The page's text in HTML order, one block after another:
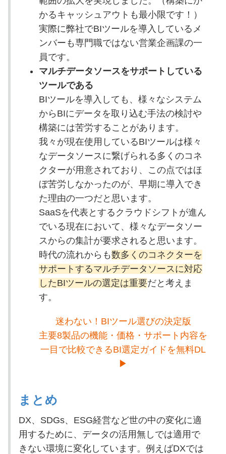
かるキャッシュアウトも最小限です！）
実際に弊社でBIツールを導入しているメ
ンバーも専門職ではない営業企画課の一
員です。
マルチデータソースをサポートしている
ツールである
BIツールを導入しても、様々なシステム
からBIにデータを取り込む手法の検討や
構築には苦労することがあります。
我々が現在使用しているBIツールは様々
なデータソースに繋げられる多くのコネ
クターが用意されており、この点ではほ
ぼ苦労しなかったのが、早期に導入でき
た理由の一つだと思います。
SaaSを代表とするクラウドシフトが進ん
でいる現在において、様々なデータソー
スからの集計が要求されると思います。
時代の流れからも数多くのコネクターを
サポートするマルチデータソースに対応
したBIツールの選定は重要だと考えま
す。
迷わない！BIツール選びの決定版
主要8製品の機能・価格・サポート内容を
一目で比較できるBI選定ガイドを無料DL
▶
まとめ
DX、SDGs、ESG経営など世の中の変化に適
用するために、データの活用無しでは適用で
きない環境に変化しています。例えばDXでは